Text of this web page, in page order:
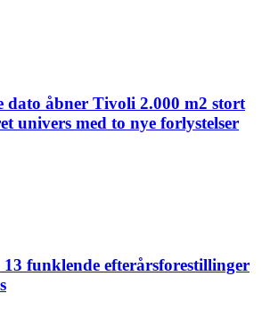
dato åbner Tivoli 2.000 m2 stort
univers med to nye forlystelser
funklende efterårsforestillinger